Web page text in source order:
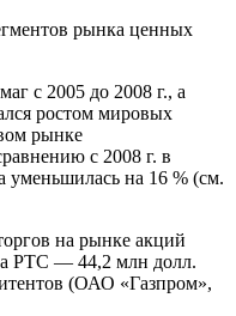
рынка ценных
с 2005 до 2008 г., а
ростом мировых
рынке
с 2008 г. в
уменьшилась на 16 % (см.
на рынке акций
РТС — 44,2 млн долл.
(ОАО «Газпром»,